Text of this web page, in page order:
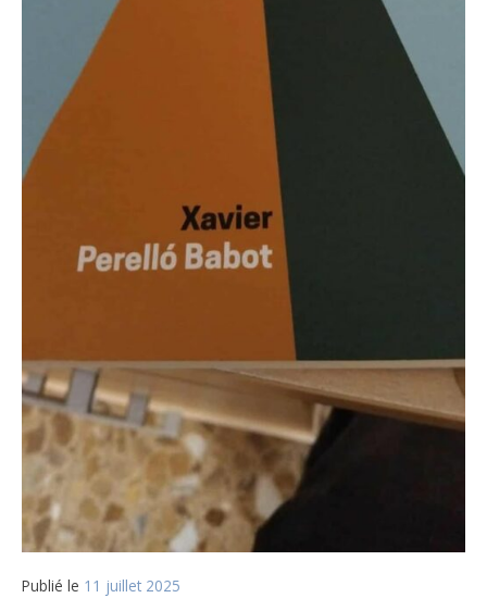
Publié le 11 juillet 2025